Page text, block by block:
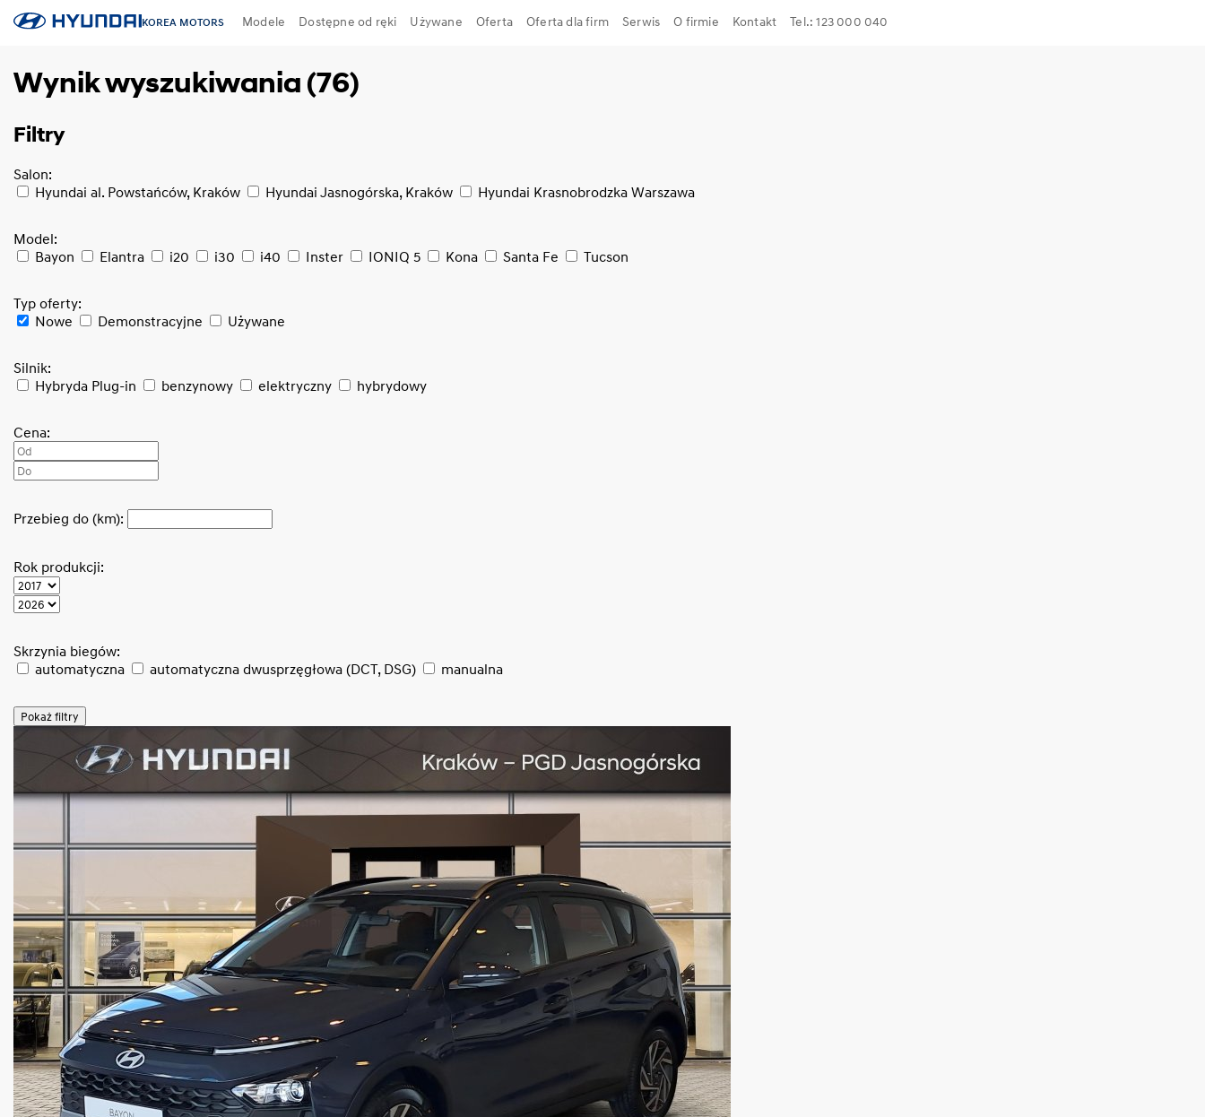
KOREA MOTORS Modele Dostępne od ręki Używane Oferta Oferta dla firm Serwis O firmie Kontakt Tel.: 123 000 040
Wynik wyszukiwania (76)
Filtry
Salon:
Hyundai al. Powstańców, Kraków
Hyundai Jasnogórska, Kraków Hyundai Krasnobrodzka Warszawa
Model:
Bayon
Elantra i20 i30 i40 Inster IONIQ 5 Kona Santa Fe Tucson
Typ oferty:
Nowe
Demonstracyjne Używane
Silnik:
Hybryda Plug-in
benzynowy elektryczny hybrydowy
Cena:
Przebieg do (km):
Rok produkcji:
Skrzynia biegów:
automatyczna
automatyczna dwusprzęgłowa (DCT, DSG) manualna
Pokaż filtry